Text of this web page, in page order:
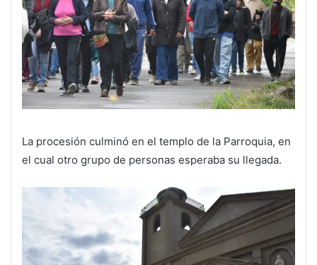
La procesión culminó en el templo de la Parroquia, en
el cual otro grupo de personas esperaba su llegada.